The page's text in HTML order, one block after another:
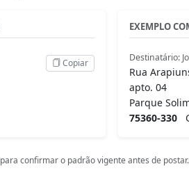
Copiar
EXEMPLO
Destinatário:
Rua
apto. 04
Parque
75360-330
para confirmar o padrão vigente antes de postar.